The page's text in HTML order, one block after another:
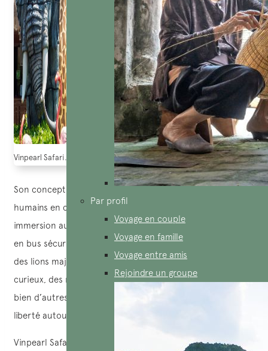
Par profil
Voyage en couple
Voyage en famille
Voyage entre amis
Rejoindre un groupe
Vinpearl Safari. Source : pqr.vn
Son concept unique — « les animaux en liberté, les
humains en cage » — vous plonge dans une véritable
immersion au cœur du monde sauvage. Au cours d’un tour
en bus sécurisé, vous aurez l’occasion d’observer de près
des lions majestueux, des girafes élancées, des lémuriens
curieux, des rhinocéros puissants, des zèbres rayés… et
bien d’autres espèces fascinantes, évoluant en toute
liberté autour de vous.
Vinpearl Safari est vraiment une destination parfaite pour